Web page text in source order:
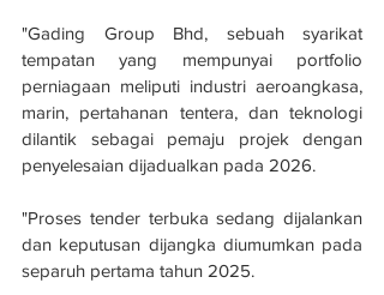
"Gading Group Bhd, sebuah syarikat
tempatan yang mempunyai portfolio
perniagaan meliputi industri aeroangkasa,
marin, pertahanan tentera, dan teknologi
dilantik sebagai pemaju projek dengan
penyelesaian dijadualkan pada 2026.
"Proses tender terbuka sedang dijalankan
dan keputusan dijangka diumumkan pada
separuh pertama tahun 2025.